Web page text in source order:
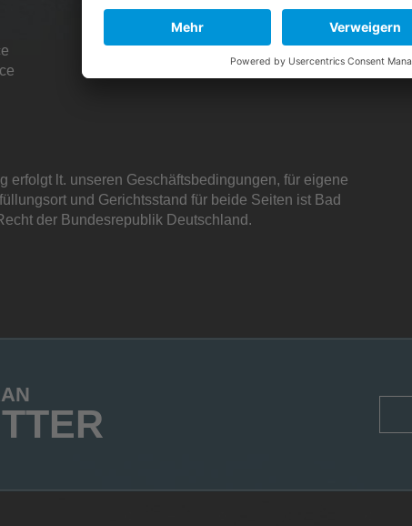
erfolgt lt. unseren Geschäftsbedingungen, für eigene
und Gerichtsstand für beide Seiten ist Bad
der Bundesrepublik Deutschland.